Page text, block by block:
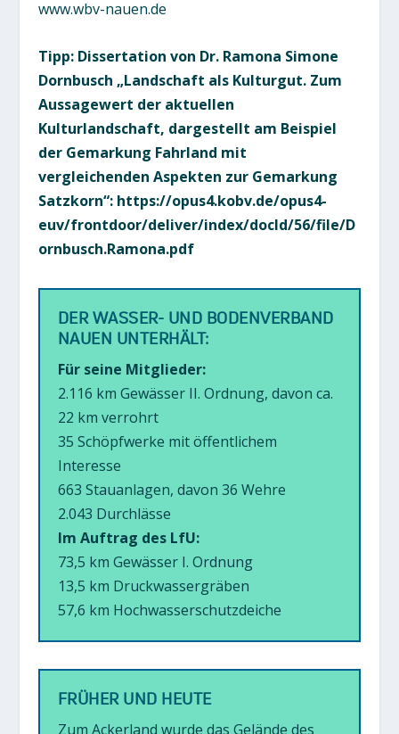
www.wbv-nauen.de
Tipp: Dissertation von Dr. Ramona Simone
Dornbusch „Landschaft als Kulturgut. Zum
Aussagewert der aktuellen
Kulturlandschaft, dargestellt am Beispiel
der Gemarkung Fahrland mit
vergleichenden Aspekten zur Gemarkung
Satzkorn“: https://opus4.kobv.de/opus4-
euv/frontdoor/deliver/index/docId/56/file/D
ornbusch.Ramona.pdf
DER WASSER- UND BODENVERBAND
NAUEN UNTERHÄLT:
Für seine Mitglieder:
2.116 km Gewässer II. Ordnung, davon ca.
22 km verrohrt
35 Schöpfwerke mit öffentlichem
Interesse
663 Stauanlagen, davon 36 Wehre
2.043 Durchlässe
Im Auftrag des LfU:
73,5 km Gewässer I. Ordnung
13,5 km Druckwassergräben
57,6 km Hochwasserschutzdeiche
FRÜHER UND HEUTE
Zum Ackerland wurde das Gelände des